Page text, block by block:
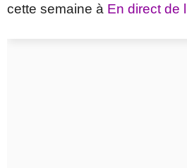
cette semaine à En direct de